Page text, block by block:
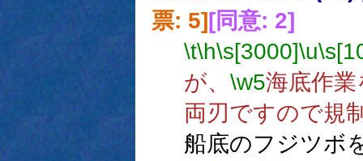
票: 5] [同意: 2]
\t\h\s[3000]\u
が、 \w5海底作
両刃ですので規
船底のフジツボ